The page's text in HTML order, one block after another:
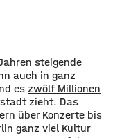
steigende
auch in ganz
es zwölf Millionen
zieht. Das
über Konzerte bis
ganz viel Kultur